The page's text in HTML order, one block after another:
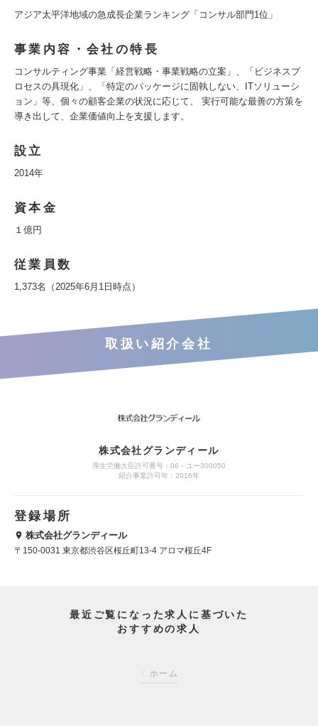
アジア太平洋地域の急成長企業ランキング「コンサル部門1位」
事業内容・会社の特長
コンサルティング事業「経営戦略・事業戦略の立案」、「ビジネスプ
ロセスの具現化」、「特定のパッケージに固執しない、ITソリューシ
ョン」等、個々の顧客企業の状況に応じて、 実行可能な最善の方策を
導き出して、企業価値向上を支援します。
設立
2014年
資本金
１億円
従業員数
1,373名（2025年6月1日時点）
取扱い紹介会社
株式会社グランディール
厚生労働大臣許可番号：06－ユー300050
紹介事業許可年：2016年
登録場所
株式会社グランディール
〒150-0031 東京都渋谷区桜丘町13-4 アロマ桜丘4F
最近ご覧になった求人に基づいた
おすすめの求人
ホーム